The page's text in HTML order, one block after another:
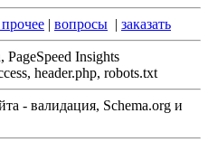
| вопросы | заказать
PageSpeed Insights
header.php, robots.txt
- валидация, Schema.org и